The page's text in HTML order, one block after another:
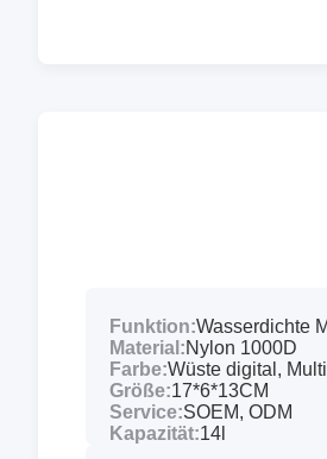
Funktion:Wasserdichte
Material:Nylon 1000D
Farbe:Wüste digital,
Größe:17*6*13CM
Service:SOEM, ODM
Kapazität:14l